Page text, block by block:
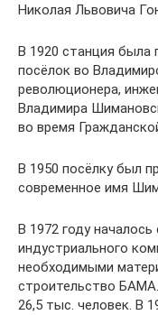
Николая Львовича
В 1920 станция была
посёлок во
революционера,
Владимира
во время
В 1950 посёлку был
современное имя
В 1972 году
индустриального
необходимыми
строительство
26,5 тыс. человек. В